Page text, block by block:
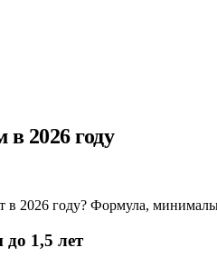
в 2026 году
в 2026 году? Формула,
до 1,5 лет